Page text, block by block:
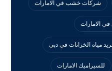
شركات خشب في الامارات
الامارات
مياه الخزانات في دبي
للسيراميك الامارات